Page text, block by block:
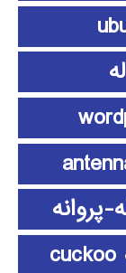
پروانه
الگوریتم جستجوی فاخته cuckoo